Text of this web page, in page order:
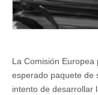
La Comisión
esperado paquete de
intento de desarrollar